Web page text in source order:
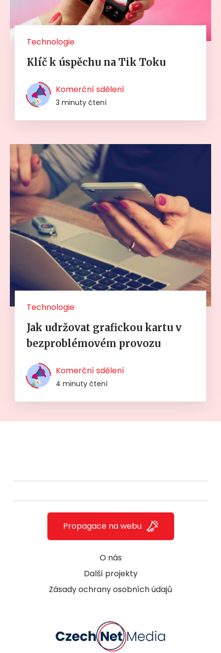
Technologie
Klíč k úspěchu na Tik Toku
Komerční sdělení
3 minuty čtení
Technologie
Jak udržovat grafickou kartu v
bezproblémovém provozu
Komerční sdělení
4 minuty čtení
O nás
Další projekty
Zásady ochrany osobních údajů
Propagace na webu